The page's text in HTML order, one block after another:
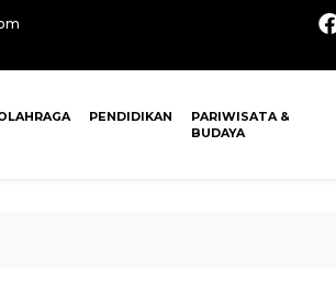
PENDIDIKAN
PARIWISATA &
BUDAYA